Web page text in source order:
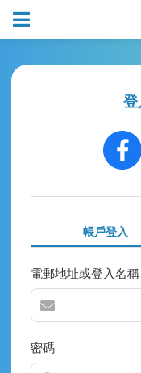
帳戶登入
電郵地址或登入名稱
密碼